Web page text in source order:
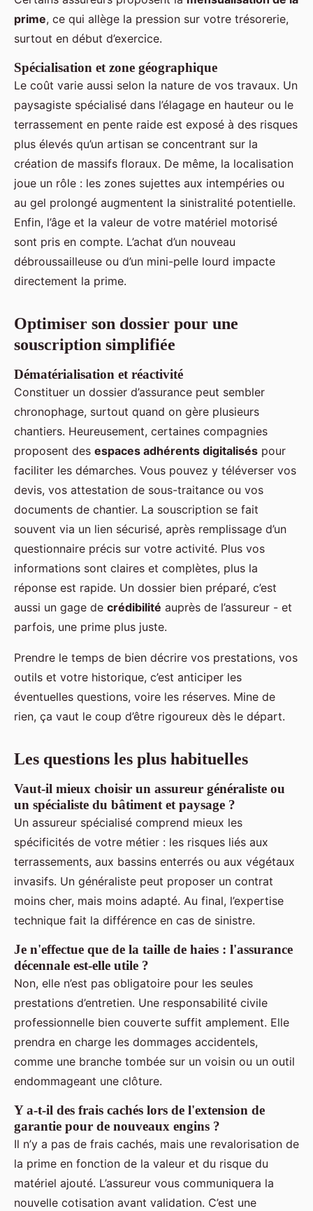
prime, ce qui allège la pression sur votre trésorerie,
surtout en début d’exercice.
Spécialisation et zone géographique
Le coût varie aussi selon la nature de vos travaux. Un
paysagiste spécialisé dans l’élagage en hauteur ou le
terrassement en pente raide est exposé à des risques
plus élevés qu’un artisan se concentrant sur la
création de massifs floraux. De même, la localisation
joue un rôle : les zones sujettes aux intempéries ou
au gel prolongé augmentent la sinistralité potentielle.
Enfin, l’âge et la valeur de votre matériel motorisé
sont pris en compte. L’achat d’un nouveau
débroussailleuse ou d’un mini-pelle lourd impacte
directement la prime.
Optimiser son dossier pour une
souscription simplifiée
Dématérialisation et réactivité
Constituer un dossier d’assurance peut sembler
chronophage, surtout quand on gère plusieurs
chantiers. Heureusement, certaines compagnies
proposent des espaces adhérents digitalisés pour
faciliter les démarches. Vous pouvez y téléverser vos
devis, vos attestation de sous-traitance ou vos
documents de chantier. La souscription se fait
souvent via un lien sécurisé, après remplissage d’un
questionnaire précis sur votre activité. Plus vos
informations sont claires et complètes, plus la
réponse est rapide. Un dossier bien préparé, c’est
aussi un gage de crédibilité auprès de l’assureur - et
parfois, une prime plus juste.
Prendre le temps de bien décrire vos prestations, vos
outils et votre historique, c’est anticiper les
éventuelles questions, voire les réserves. Mine de
rien, ça vaut le coup d’être rigoureux dès le départ.
Les questions les plus habituelles
Vaut-il mieux choisir un assureur généraliste ou
un spécialiste du bâtiment et paysage ?
Un assureur spécialisé comprend mieux les
spécificités de votre métier : les risques liés aux
terrassements, aux bassins enterrés ou aux végétaux
invasifs. Un généraliste peut proposer un contrat
moins cher, mais moins adapté. Au final, l’expertise
technique fait la différence en cas de sinistre.
Je n'effectue que de la taille de haies : l'assurance
décennale est-elle utile ?
Non, elle n’est pas obligatoire pour les seules
prestations d’entretien. Une responsabilité civile
professionnelle bien couverte suffit amplement. Elle
prendra en charge les dommages accidentels,
comme une branche tombée sur un voisin ou un outil
endommageant une clôture.
Y a-t-il des frais cachés lors de l'extension de
garantie pour de nouveaux engins ?
Il n’y a pas de frais cachés, mais une revalorisation de
la prime en fonction de la valeur et du risque du
matériel ajouté. L’assureur vous communiquera la
nouvelle cotisation avant validation. C’est une